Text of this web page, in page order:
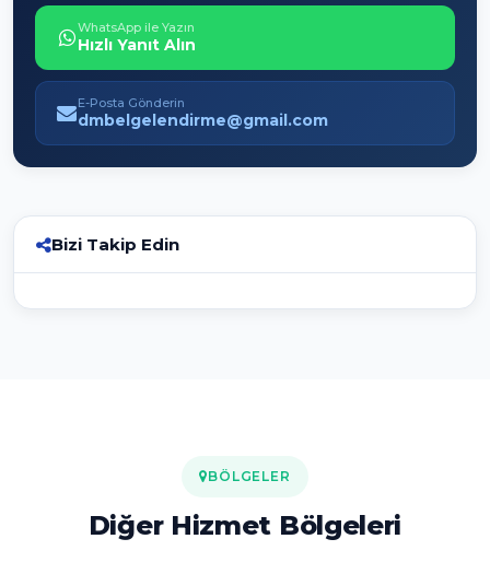
WhatsApp ile Yazın
Hızlı Yanıt Alın
E-Posta Gönderin
dmbelgelendirme@gmail.com
Bizi Takip Edin
BÖLGELER
Diğer Hizmet Bölgeleri